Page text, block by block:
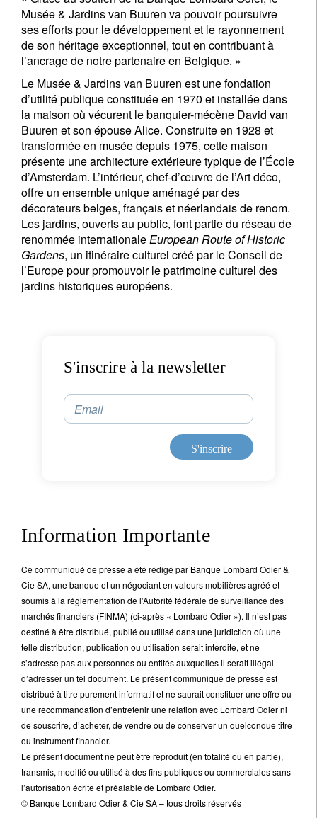
Musée & Jardins van Buuren va pouvoir poursuivre
ses efforts pour le développement et le rayonnement
de son héritage exceptionnel, tout en contribuant à
l’ancrage de notre partenaire en Belgique. »
Le Musée & Jardins van Buuren est une fondation
d’utilité publique constituée en 1970 et installée dans
la maison où vécurent le banquier-mécène David van
Buuren et son épouse Alice. Construite en 1928 et
transformée en musée depuis 1975, cette maison
présente une architecture extérieure typique de l’École
d’Amsterdam. L’intérieur, chef-d’œuvre de l’Art déco,
offre un ensemble unique aménagé par des
décorateurs belges, français et néerlandais de renom.
Les jardins, ouverts au public, font partie du réseau de
renommée internationaleEuropean Route of Historic
Gardens, un itinéraire culturel créé par le Conseil de
l’Europe pour promouvoir le patrimoine culturel des
jardins historiques européens.
S'inscrire à la newsletter
Email
S'inscrire
Information Importante
Ce communiqué de presse a été rédigé par Banque Lombard Odier &
Cie SA, une banque et un négociant en valeurs mobilières agréé et
soumis à la réglementation de l’Autorité fédérale de surveillance des
marchés financiers (FINMA) (ci-après « Lombard Odier »). Il n’est pas
destiné à être distribué, publié ou utilisé dans une juridiction où une
telle distribution, publication ou utilisation serait interdite, et ne
s’adresse pas aux personnes ou entités auxquelles il serait illégal
d’adresser un tel document. Le présent communiqué de presse est
distribué à titre purement informatif et ne saurait constituer une offre ou
une recommandation d’entretenir une relation avec Lombard Odier ni
de souscrire, d’acheter, de vendre ou de conserver un quelconque titre
ou instrument financier.
Le présent document ne peut être reproduit (en totalité ou en partie),
transmis, modifié ou utilisé à des fins publiques ou commerciales sans
l’autorisation écrite et préalable de Lombard Odier.
© Banque Lombard Odier & Cie SA – tous droits réservés
Nom
Pays de résidence
Je ne suis pas citoyen US *
Vos informations seront utilisées conformément à
notrepolitique de confidentialité.
S'inscrire